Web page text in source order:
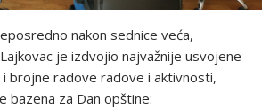
nakon sednice veća,
je izdvojio najvažnije usvojene
i brojne radove radove i aktivnosti,
bazena za Dan opštine: